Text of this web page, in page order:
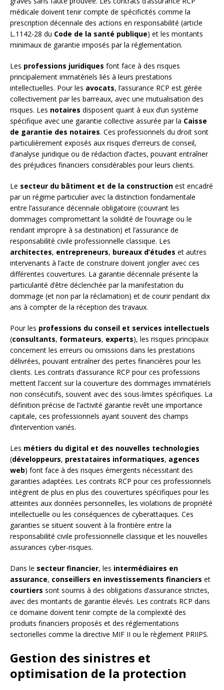
médicale doivent tenir compte de spécificités comme la
prescription décennale des actions en responsabilité (article
L.1142-28 du Code de la santé publique) et les montants
minimaux de garantie imposés par la réglementation.
Les professions juridiques font face à des risques
principalement immatériels liés à leurs prestations
intellectuelles. Pour les avocats, l’assurance RCP est gérée
collectivement par les barreaux, avec une mutualisation des
risques. Les notaires disposent quant à eux d’un système
spécifique avec une garantie collective assurée par la Caisse
de garantie des notaires. Ces professionnels du droit sont
particulièrement exposés aux risques d’erreurs de conseil,
d’analyse juridique ou de rédaction d’actes, pouvant entraîner
des préjudices financiers considérables pour leurs clients.
Le secteur du bâtiment et de la construction est encadré
par un régime particulier avec la distinction fondamentale
entre l’assurance décennale obligatoire (couvrant les
dommages compromettant la solidité de l’ouvrage ou le
rendant impropre à sa destination) et l’assurance de
responsabilité civile professionnelle classique. Les
architectes, entrepreneurs, bureaux d’études et autres
intervenants à l’acte de construire doivent jongler avec ces
différentes couvertures. La garantie décennale présente la
particularité d’être déclenchée par la manifestation du
dommage (et non par la réclamation) et de courir pendant dix
ans à compter de la réception des travaux.
Pour les professions du conseil et services intellectuels
(consultants, formateurs, experts), les risques principaux
concernent les erreurs ou omissions dans les prestations
délivrées, pouvant entraîner des pertes financières pour les
clients. Les contrats d’assurance RCP pour ces professions
mettent l’accent sur la couverture des dommages immatériels
non consécutifs, souvent avec des sous-limites spécifiques. La
définition précise de l’activité garantie revêt une importance
capitale, ces professionnels ayant souvent des champs
d’intervention variés.
Les métiers du digital et des nouvelles technologies
(développeurs, prestataires informatiques, agences
web) font face à des risques émergents nécessitant des
garanties adaptées. Les contrats RCP pour ces professionnels
intègrent de plus en plus des couvertures spécifiques pour les
atteintes aux données personnelles, les violations de propriété
intellectuelle ou les conséquences de cyberattaques. Ces
garanties se situent souvent à la frontière entre la
responsabilité civile professionnelle classique et les nouvelles
assurances cyber-risques.
Dans le secteur financier, les intermédiaires en
assurance, conseillers en investissements financiers et
courtiers sont soumis à des obligations d’assurance strictes,
avec des montants de garantie élevés. Les contrats RCP dans
ce domaine doivent tenir compte de la complexité des
produits financiers proposés et des réglementations
sectorielles comme la directive MIF II ou le règlement PRIIPS.
Gestion des sinistres et
optimisation de la protection